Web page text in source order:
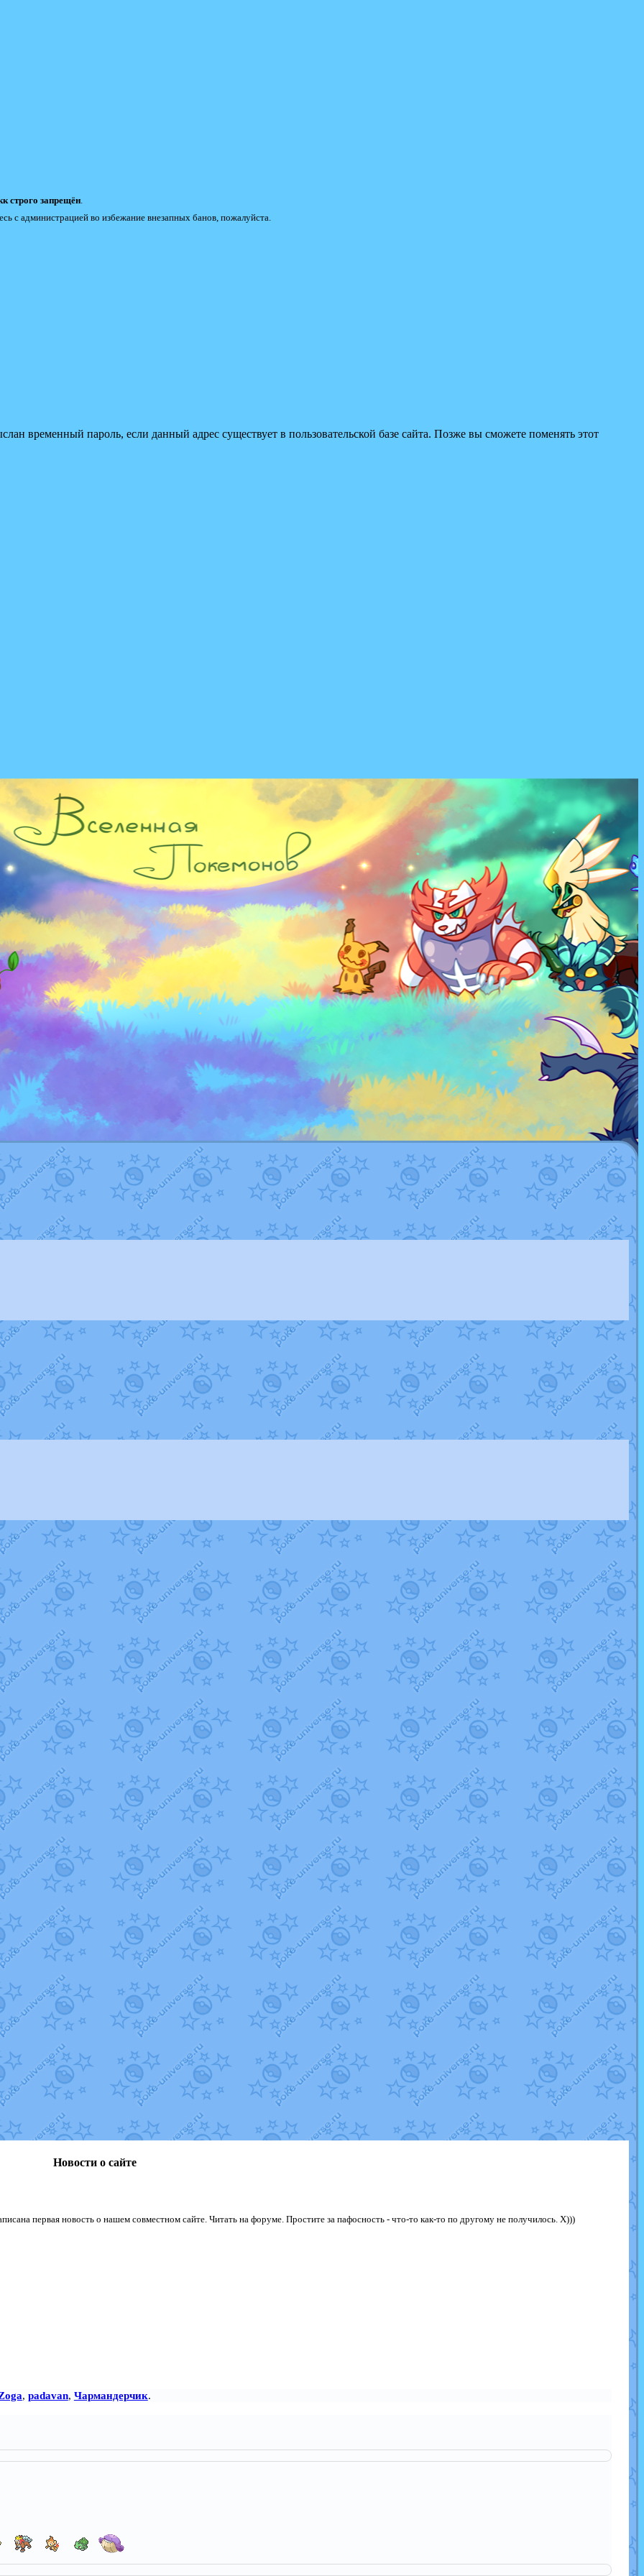
строго запрещён
с администрацией во избежание внезапных банов, пожалуйста.
временный пароль, если данный адрес существует в пользовательской базе сайта. Позже вы сможете поменять этот
Новости о сайте
первая новость о нашем совместном сайте. Читать на форуме. Простите за пафосность - что-то как-то по другому не получилось. Х)))
, padavan, Чармандерчик.